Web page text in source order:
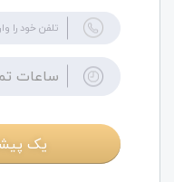
ساعات
یک